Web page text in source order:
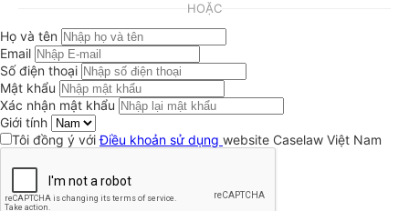
HOẶC
Họ và tên
Email
Số điện thoại
Mật khẩu
Xác nhận mật khẩu
Giới tính
Tôi đồng ý vớiĐiều khoản sử dụng website Caselaw Việt Nam